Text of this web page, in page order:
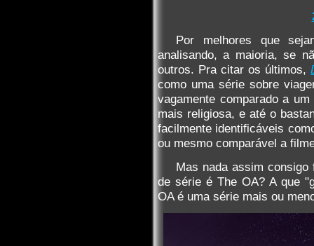
Por melhores que
analisando, a maioria, se
outros. Pra citar os últimos,
como uma série sobre
vagamente comparado a
mais religiosa, e até o
facilmente identificáveis
ou mesmo comparável a
Mas nada assim
de série é The OA? A que
OA é uma série mais ou